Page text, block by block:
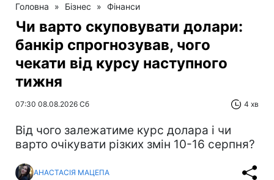
Головна » Бізнес » Фінанси
Чи варто скуповувати долари:
банкір спрогнозував, чого
чекати від курсу наступного
тижня
07:30 08.08.2026 Сб 4 хв
Від чого залежатиме курс долара і чи
варто очікувати різких змін 10-16 серпня?
АНАСТАСІЯ МАЦЕПА